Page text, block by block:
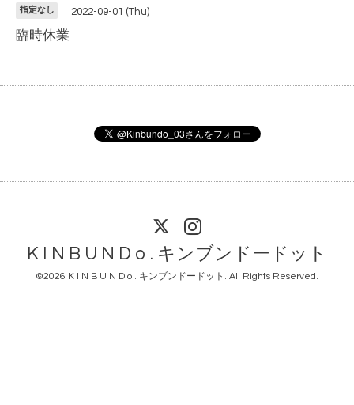
指定なし 2022-09-01 (Thu)
臨時休業
K I N B U N D o . キンブンドードット
©2026 K I N B U N D o . キンブンドードット . All Rights Reserved.